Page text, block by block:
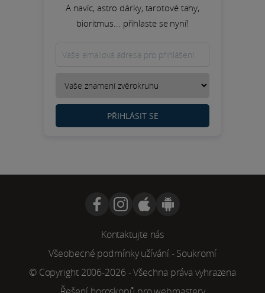
A navíc, astro dárky, tarotové tahy,
bioritmus... přihlaste se nyní!
PŘIHLÁSIT SE
Kontaktujte nás
Všeobecné podmínky užívání-Soukromí
© Copyright 2006-2026 - Všechna práva vyhrazena